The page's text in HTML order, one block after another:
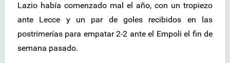
Lazio había comenzado mal el año, con un tropiezo
ante Lecce y un par de goles recibidos en las
postrimerías para empatar 2-2 ante el Empoli el fin de
semana pasado.